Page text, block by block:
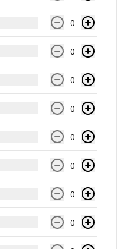
tomates, mozzarella, tomate,
queso y orégano
(Mediana)
mozzarella, carne,
crema y palmitos
0
0
0
0
0
0
0
0